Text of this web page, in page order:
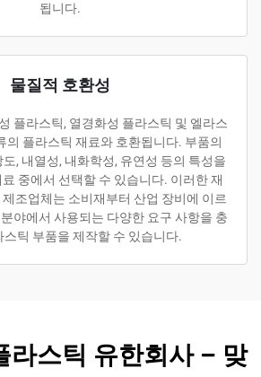
됩니다.
물질적 호환성
플라스틱, 열경화성 플라스틱 및 엘라스
의 플라스틱 재료와 호환됩니다. 부품의
, 내열성, 내화학성, 유연성 등의 특성을
중에서 선택할 수 있습니다. 이러한 재
조업체는 소비재부터 산업 장비에 이르
야에서 사용되는 다양한 요구 사항을 충
스틱 부품을 제작할 수 있습니다.
라스틱 유한회사 – 맞